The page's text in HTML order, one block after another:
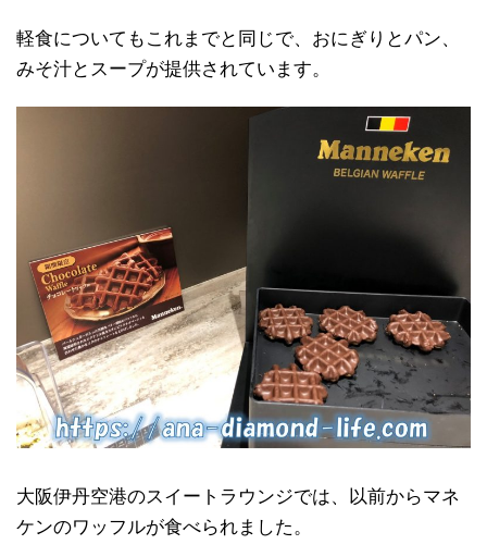
軽食についてもこれまでと同じで、おにぎりとパン、
みそ汁とスープが提供されています。
大阪伊丹空港のスイートラウンジでは、以前からマネ
ケンのワッフルが食べられました。